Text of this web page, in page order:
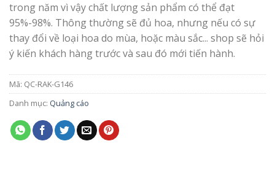
trong năm vì vậy chất lượng sản phẩm có thể đạt
95%-98%. Thông thường sẽ đủ hoa, nhưng nếu có sự
thay đổi về loại hoa do mùa, hoặc màu sắc... shop sẽ hỏi
ý kiến khách hàng trước và sau đó mới tiến hành.
Mã: QC-RAK-G146
Danh mục: Quảng cáo